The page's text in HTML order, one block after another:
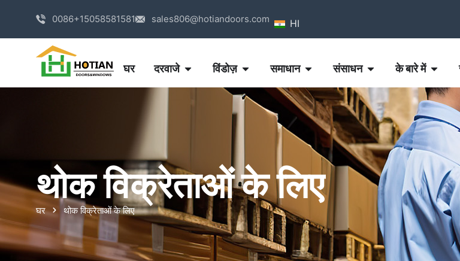
0086+15058581581 sales806@hotiandoors.com HI
घर दरवाजे विंडोज़ समाधान संसाधन के बारे में
थोक विक्रेताओं के लिए
घर थोक विक्रेताओं के लिए